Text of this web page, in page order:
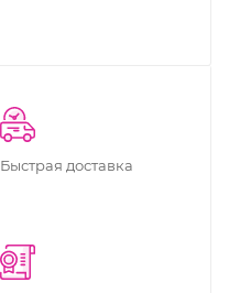
Быстрая доставка